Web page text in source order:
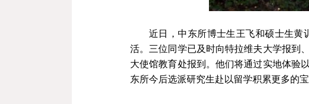
近日，中东所博士生王飞和硕士生黄
活。三位同学已及时向特拉维夫大学报到
大使馆教育处报到。他们将通过实地体验
东所今后选派研究生赴以留学积累更多的宝